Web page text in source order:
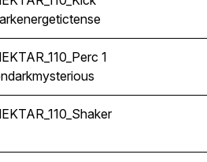
energetictense
1
1
darkmysterious